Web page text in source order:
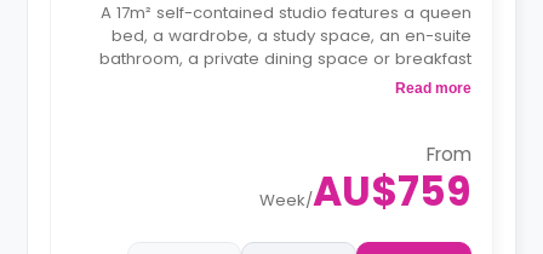
A 17m² self-contained studio features a queen
bed, a wardrobe, a study space, an en-suite
bathroom, a private dining space or breakfast
bar, and a fully fitted kitchenette.
Read more
From
AU$759
/
Week